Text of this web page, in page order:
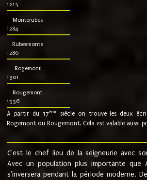
1213
Monterubes
1284
Rubesmonte
1286
Rogemont
1301
Rougemont
1536
A partir du 17ème siècle on trouve les deux
Rogemont ou Rougemont. Cela est valable aussi
C'est le chef lieu de la seigneurie avec
Avec un population plus importante que
s'inversera pendant la période moderne.